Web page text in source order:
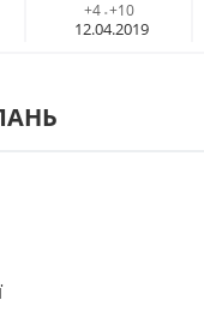
+4 - +10
12.04.2019